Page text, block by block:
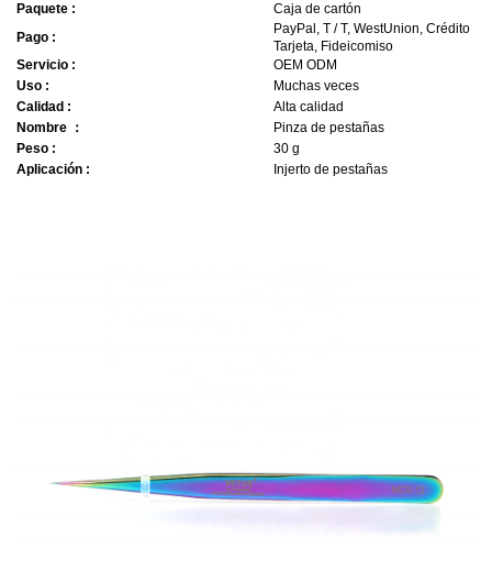
Paquete :
Caja de cartón
Pago :
PayPal, T / T, WestUnion, Crédito
Tarjeta, Fideicomiso
Servicio :
OEM ODM
Uso :
Muchas veces
Calidad :
Alta calidad
Nombre ：
Pinza de pestañas
Peso :
30 g
Aplicación : Injerto de pestañas